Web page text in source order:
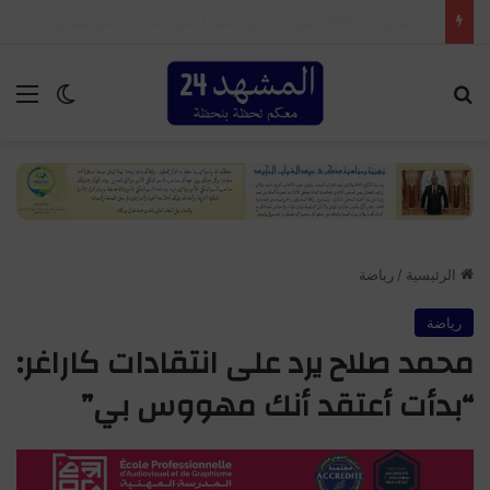
الوضع
الرئيسية / رياضة
رياضة
محمد صلاح يرد على انتقادات كاراغر:
“بدأت أعتقد أنك مهووس بي”